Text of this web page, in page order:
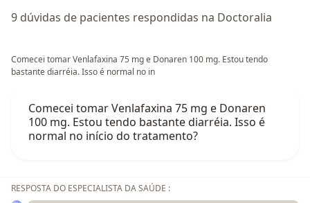
9 dúvidas de pacientes respondidas na Doctoralia
Comecei tomar Venlafaxina 75 mg e Donaren 100 mg. Estou tendo
bastante diarréia. Isso é normal no in
Comecei tomar Venlafaxina 75 mg e Donaren
100 mg. Estou tendo bastante diarréia. Isso é
normal no início do tratamento?
RESPOSTA DO ESPECIALISTA DA SAÚDE :